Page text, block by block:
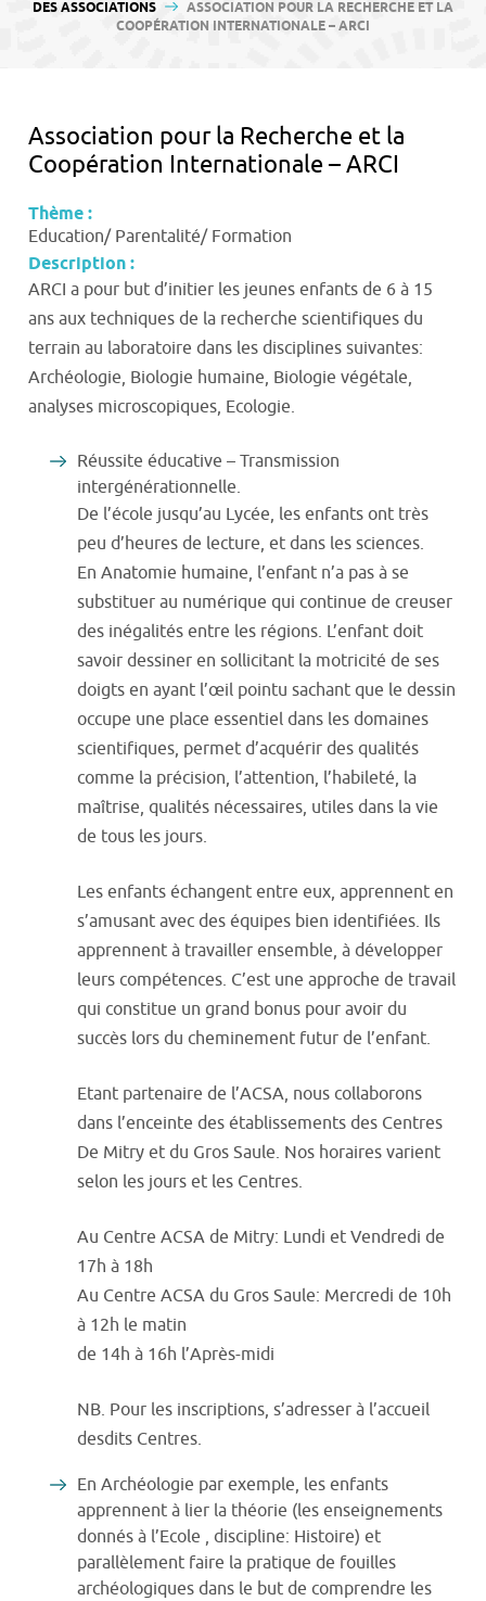
DES ASSOCIATIONS
ASSOCIATION POUR LA RECHERCHE ET LA
COOPÉRATION INTERNATIONALE – ARCI
Association pour la Recherche et la
Coopération Internationale – ARCI
Thème :
Education/ Parentalité/ Formation
Description :
ARCI a pour but d’initier les jeunes enfants de 6 à 15
ans aux techniques de la recherche scientifiques du
terrain au laboratoire dans les disciplines suivantes:
Archéologie, Biologie humaine, Biologie végétale,
analyses microscopiques, Ecologie.
Réussite éducative – Transmission
intergénérationnelle.
De l’école jusqu’au Lycée, les enfants ont très
peu d’heures de lecture, et dans les sciences.
En Anatomie humaine, l’enfant n’a pas à se
substituer au numérique qui continue de creuser
des inégalités entre les régions. L’enfant doit
savoir dessiner en sollicitant la motricité de ses
doigts en ayant l’œil pointu sachant que le dessin
occupe une place essentiel dans les domaines
scientifiques, permet d’acquérir des qualités
comme la précision, l’attention, l’habileté, la
maîtrise, qualités nécessaires, utiles dans la vie
de tous les jours.
Les enfants échangent entre eux, apprennent en
s’amusant avec des équipes bien identifiées. Ils
apprennent à travailler ensemble, à développer
leurs compétences. C’est une approche de travail
qui constitue un grand bonus pour avoir du
succès lors du cheminement futur de l’enfant.
Etant partenaire de l’ACSA, nous collaborons
dans l’enceinte des établissements des Centres
De Mitry et du Gros Saule. Nos horaires varient
selon les jours et les Centres.
Au Centre ACSA de Mitry: Lundi et Vendredi de
17h à 18h
Au Centre ACSA du Gros Saule: Mercredi de 10h
à 12h le matin
de 14h à 16h l’Après-midi
NB. Pour les inscriptions, s’adresser à l’accueil
desdits Centres.
En Archéologie par exemple, les enfants
apprennent à lier la théorie (les enseignements
donnés à l’Ecole , discipline: Histoire) et
parallèlement faire la pratique de fouilles
archéologiques dans le but de comprendre les